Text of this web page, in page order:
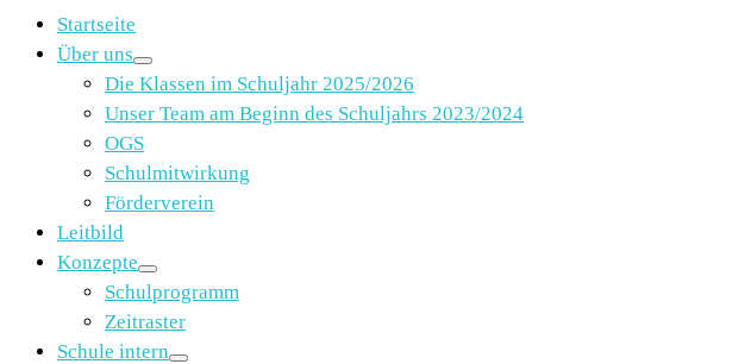
Startseite
Über uns
Die Klassen im Schuljahr 2025/2026
Unser Team am Beginn des Schuljahrs 2023/2024
OGS
Schulmitwirkung
Förderverein
Leitbild
Konzepte
Schulprogramm
Zeitraster
Schule intern